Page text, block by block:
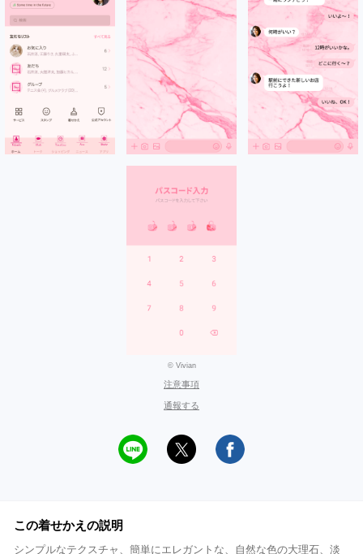
© Vivian
注意事項
通報する
この着せかえの説明
シンプルなテクスチャ、簡単にエレガントな、自然な色の大理石、淡